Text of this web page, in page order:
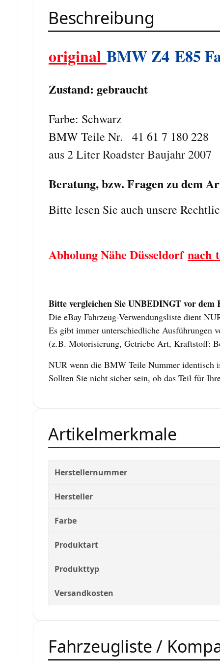
Beschreibung
original BMWZ4 E85
Zustand: gebraucht
Farbe: Schwarz
BMW Teile Nr.
41 61 7 180 228
aus 2 Liter Roadster Baujahr 2007
Beratung, bzw. Fragen zu dem
Bitte lesen Sie auch unsere
Abholung Nähe Düsseldorfnach
Bitte vergleichen Sie UNBEDINGT vor
Die eBay Fahrzeug-Verwendungsliste dient
Es gibt immer unterschiedliche Ausführungen
(z.B. Motorisierung, Getriebe Art, Kraftstoff:
NUR wenn die BMW Teile Nummer identisch
Sollten Sie nicht sicher sein, ob das Teil für
Artikelmerkmale
Herstellernummer
Hersteller
Farbe
Produktart
Produkttyp
Versandkosten
Fahrzeugliste /